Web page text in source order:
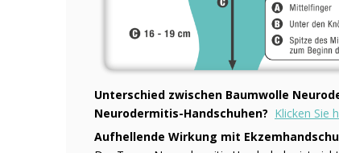
Unterschied zwischen Baumwolle
Neurodermitis-Handschuhen? Klicken Sie
Aufhellende Wirkung mit